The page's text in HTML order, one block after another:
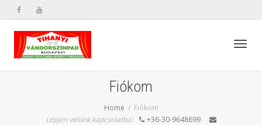
Fiókom
Home
Fiókom
Lépjen velünk kapcsolatba:
+36-30-9648699